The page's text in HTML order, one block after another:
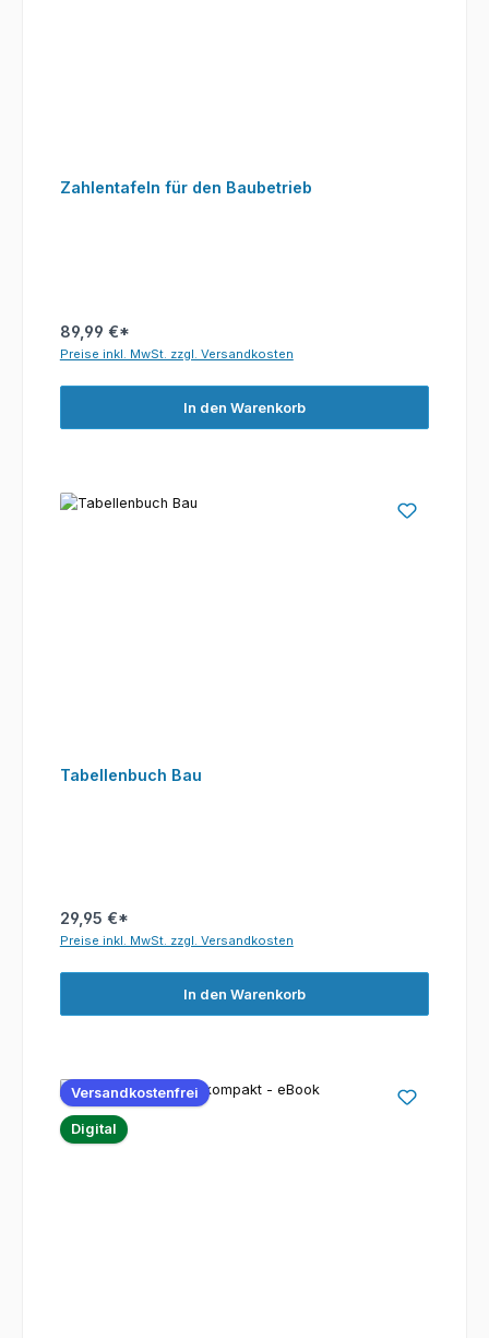
Zahlentafeln für den Baubetrieb
89,99 €*
Preise inkl. MwSt. zzgl. Versandkosten
In den Warenkorb
Tabellenbuch Bau
29,95 €*
Preise inkl. MwSt. zzgl. Versandkosten
In den Warenkorb
Versandkostenfrei
Digital